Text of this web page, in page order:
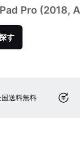
Pro (2018,
す
送料無料